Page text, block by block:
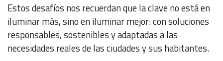
Estos desafíos nos recuerdan que la clave no está en
iluminar más, sino en iluminar mejor: con soluciones
responsables, sostenibles y adaptadas a las
necesidades reales de las ciudades y sus habitantes.